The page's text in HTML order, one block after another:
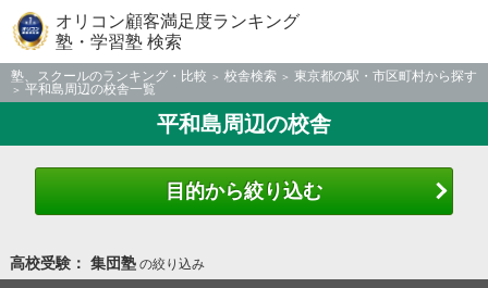
オリコン顧客満足度ランキング
塾・学習塾 検索
塾、スクールのランキング・比較 校舎検索
東京都の駅・市区町村から探す
平和島周辺の校舎一覧
平和島周辺の校舎
目的から絞り込む
高校受験： 集団塾の絞り込み